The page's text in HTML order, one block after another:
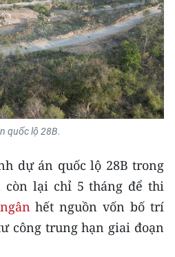
MỖI XÃ
quốc lộ 28B.
dự án quốc lộ 28B trong
còn lại chỉ 5 tháng để thi
hết nguồn vốn bố trí
công trung hạn giai đoạn